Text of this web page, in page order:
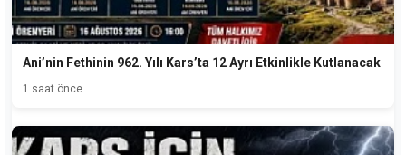
Ani’nin Fethinin 962. Yılı Kars’ta 12 Ayrı Etkinlikle Kutlanacak
1 saat önce